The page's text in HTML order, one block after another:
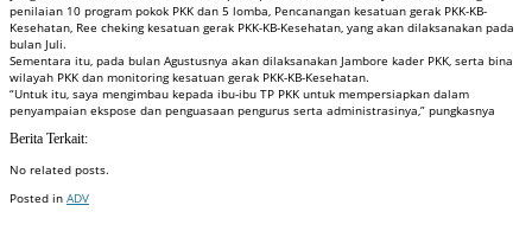
penilaian 10 program pokok PKK dan 5 lomba, Pencanangan kesatuan gerak PKK-KB-
Kesehatan, Ree cheking kesatuan gerak PKK-KB-Kesehatan, yang akan dilaksanakan pada
bulan Juli.
Sementara itu, pada bulan Agustusnya akan dilaksanakan Jambore kader PKK, serta bina
wilayah PKK dan monitoring kesatuan gerak PKK-KB-Kesehatan.
“Untuk itu, saya mengimbau kepada ibu-ibu TP PKK untuk mempersiapkan dalam
penyampaian ekspose dan penguasaan pengurus serta administrasinya,” pungkasnya
Berita Terkait:
No related posts.
Posted in ADV